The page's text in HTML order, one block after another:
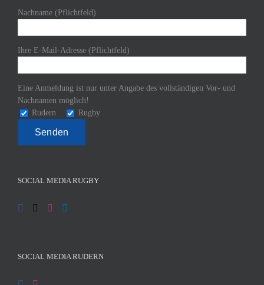
Nachname (Pflichtfeld)
Ihre E-Mail-Adresse (Pflichtfeld)
Eine Anmeldung ist nur unter Angabe des vollständigen Vor- und
Nachnamen möglich!
Rudern
Rugby
SOCIAL MEDIA RUGBY
SOCIAL MEDIA RUDERN